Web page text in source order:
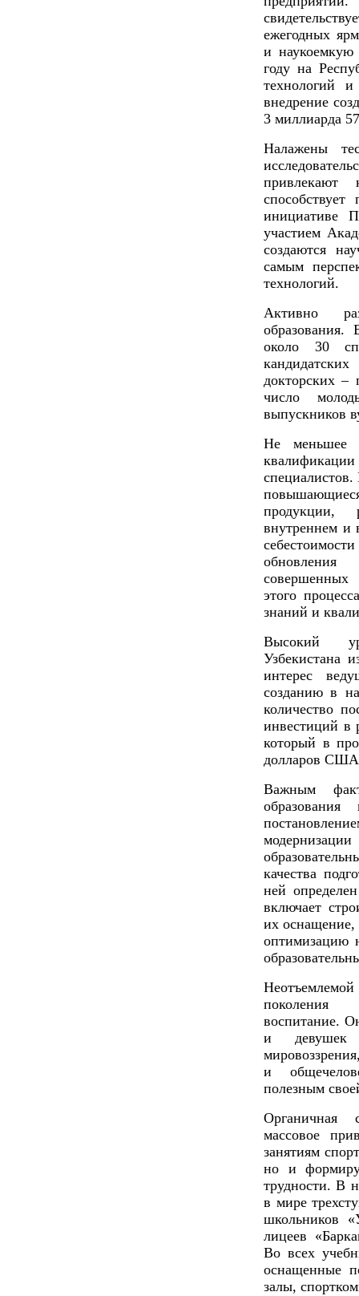
ежегодных
и
году на
технологий
внедрение
3 миллиарда
Налажены
привлекают
инициативе
участием
создаются
самым
технологий.
Активно
образования.
около 30
докторских –
число
выпускников
Не меньшее
продукции,
внутреннем и
совершенных
этого
знаний и
Высокий
Узбекистана
интерес
созданию в
количество
инвестиций в
который в
долларов
Важным
качества
ней
включает
их оснащение,
оптимизацию
поколения
воспитание.
и девушек
и
полезным
Органичная
массовое
занятиям
но и
трудности. В
в мире
школьников
лицеев
Во всех
оснащенные
залы,